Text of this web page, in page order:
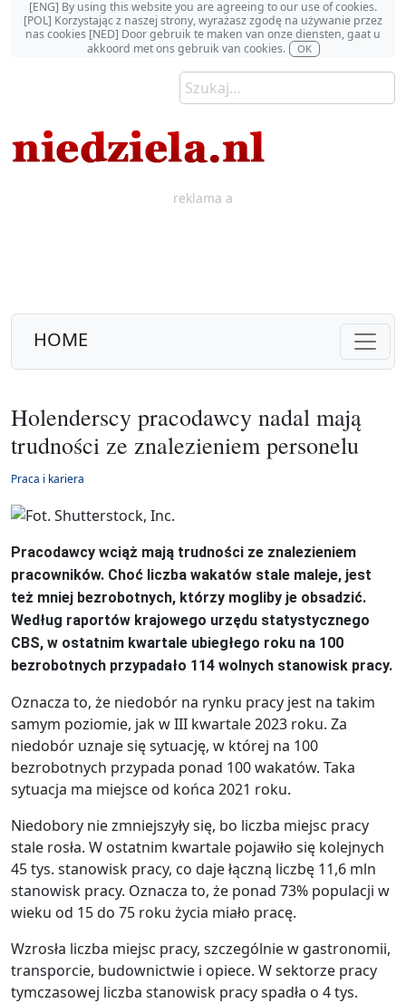
[ENG] By using this website you are agreeing to our use of cookies.
[POL] Korzystając z naszej strony, wyrażasz zgodę na używanie przez
nas cookies [NED] Door gebruik te maken van onze diensten, gaat u
akkoord met ons gebruik van cookies.
OK
reklama a
HOME
Holenderscy pracodawcy nadal mają
trudności ze znalezieniem personelu
Praca i kariera
Pracodawcy wciąż mają trudności ze znalezieniem
pracowników. Choć liczba wakatów stale maleje, jest
też mniej bezrobotnych, którzy mogliby je obsadzić.
Według raportów krajowego urzędu statystycznego
CBS, w ostatnim kwartale ubiegłego roku na 100
bezrobotnych przypadało 114 wolnych stanowisk pracy.
Oznacza to, że niedobór na rynku pracy jest na takim
samym poziomie, jak w III kwartale 2023 roku. Za
niedobór uznaje się sytuację, w której na 100
bezrobotnych przypada ponad 100 wakatów. Taka
sytuacja ma miejsce od końca 2021 roku.
Niedobory nie zmniejszyły się, bo liczba miejsc pracy
stale rosła. W ostatnim kwartale pojawiło się kolejnych
45 tys. stanowisk pracy, co daje łączną liczbę 11,6 mln
stanowisk pracy. Oznacza to, że ponad 73% populacji w
wieku od 15 do 75 roku życia miało pracę.
Wzrosła liczba miejsc pracy, szczególnie w gastronomii,
transporcie, budownictwie i opiece. W sektorze pracy
tymczasowej liczba stanowisk pracy spadła o 4 tys.